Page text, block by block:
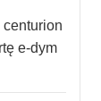
e-dym